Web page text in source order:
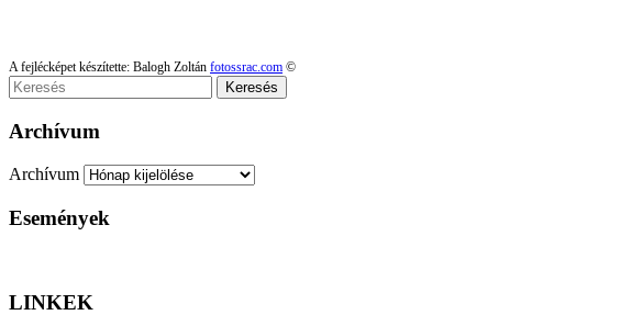
A fejlécképet készítette: Balogh Zoltán fotossrac.com ©
Keresés
Archívum
Archívum
Események
LINKEK